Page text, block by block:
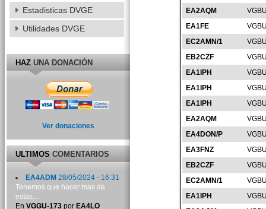
EA2AQM
EA1FE
EC2AMN/1
EB2CZF
EA1IPH
EA1IPH
EA1IPH
EA2AQM
EA4DON/P
EA3FNZ
EB2CZF
EC2AMN/1
EA1IPH
Estadisticas DVGE
Utilidades DVGE
HAZUNA DONACIÓN
Ver donaciones
ULTIMOSCOMENTARIOS
EA4ADM 28/05/2024 - 16:31
Tenemos que hacer mas de
estas....
En VGGU-173por EA4LO